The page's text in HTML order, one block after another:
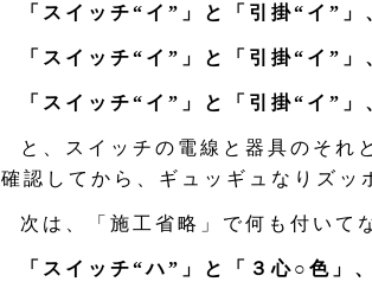
「スイッチ“イ”」と「引掛“イ”」
「スイッチ“イ”」と「引掛“イ”」
「スイッチ“イ”」と「引掛“イ”」
と、スイッチの電線と器具のそれ
確認してから、ギュッギュなりズッ
次は、「施工省略」で何も付いて
「スイッチ“ハ”」と「３心○色」